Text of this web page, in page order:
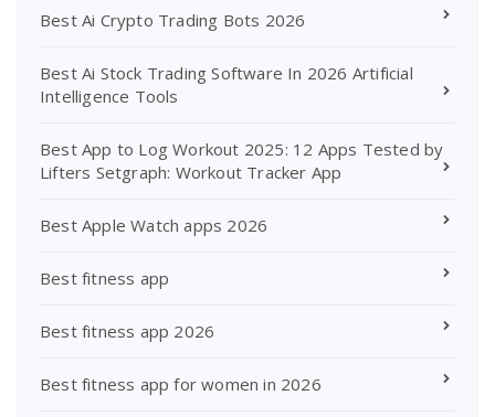
Best Ai Crypto Trading Bots 2026
Best Ai Stock Trading Software In 2026 Artificial
Intelligence Tools
Best App to Log Workout 2025: 12 Apps Tested by
Lifters Setgraph: Workout Tracker App
Best Apple Watch apps 2026
Best fitness app
Best fitness app 2026
Best fitness app for women in 2026